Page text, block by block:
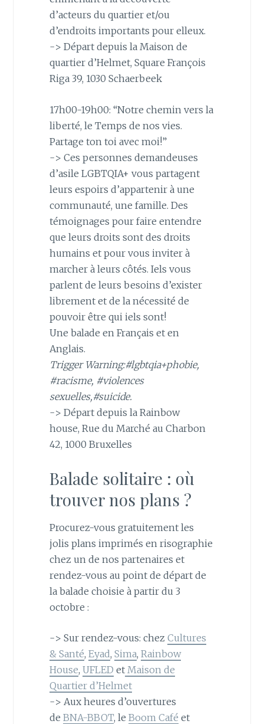
d’acteurs du quartier et/ou
d’endroits importants pour elleux.
-> Départ depuis la Maison de
quartier d’Helmet, Square François
Riga 39, 1030 Schaerbeek
17h00-19h00: “Notre chemin vers la
liberté, le Temps de nos vies.
Partage ton toi avec moi!”
-> Ces personnes demandeuses
d’asile LGBTQIA+ vous partagent
leurs espoirs d’appartenir à une
communauté, une famille. Des
témoignages pour faire entendre
que leurs droits sont des droits
humains et pour vous inviter à
marcher à leurs côtés. Iels vous
parlent de leurs besoins d’exister
librement et de la nécessité de
pouvoir être qui iels sont!
Une balade en Français et en
Anglais.
Trigger Warning:#lgbtqia+phobie,
#racisme, #violences
sexuelles,#suicide.
-> Départ depuis la Rainbow
house, Rue du Marché au Charbon
42, 1000 Bruxelles
Balade solitaire : où
trouver nos plans ?
Procurez-vous gratuitement les
jolis plans imprimés en risographie
chez un de nos partenaires et
rendez-vous au point de départ de
la balade choisie à partir du 3
octobre :
-> Sur rendez-vous: chez Cultures
& Santé, Eyad, Sima, Rainbow
House, UFLED etMaison de
Quartier d’Helmet
-> Aux heures d’ouvertures
de BNA-BBOT, le Boom Café et